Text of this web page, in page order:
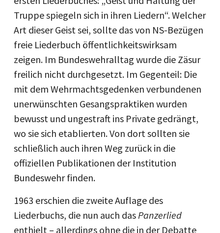
Truppe spiegeln sich in ihren Liedern“. Welcher
Art dieser Geist sei, sollte das von NS-Bezügen
freie Liederbuch öffentlichkeitswirksam
zeigen. Im Bundeswehralltag wurde die Zäsur
freilich nicht durchgesetzt. Im Gegenteil: Die
mit dem Wehrmachtsgedenken verbundenen
unerwünschten Gesangspraktiken wurden
bewusst und ungestraft ins Private gedrängt,
wo sie sich etablierten. Von dort sollten sie
schließlich auch ihren Weg zurück in die
offiziellen Publikationen der Institution
Bundeswehr finden.
1963 erschien die zweite Auflage des
Liederbuchs, die nun auch dasPanzerlied
enthielt – allerdings ohne die in der Debatte